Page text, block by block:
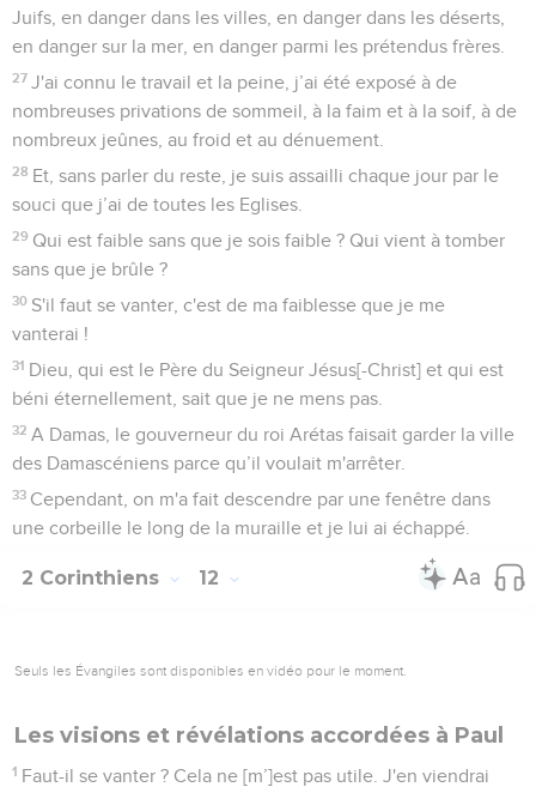
Juifs, en danger dans les villes, en danger dans les déserts,
en danger sur la mer, en danger parmi les prétendus frères.
27 J'ai connu le travail et la peine, j’ai été exposé à de
nombreuses privations de sommeil, à la faim et à la soif, à de
nombreux jeûnes, au froid et au dénuement.
28 Et, sans parler du reste, je suis assailli chaque jour par le
souci que j’ai de toutes les Eglises.
29 Qui est faible sans que je sois faible ? Qui vient à tomber
sans que je brûle ?
30 S'il faut se vanter, c'est de ma faiblesse que je me
vanterai !
31 Dieu, qui est le Père du Seigneur Jésus[-Christ] et qui est
béni éternellement, sait que je ne mens pas.
32 A Damas, le gouverneur du roi Arétas faisait garder la ville
des Damascéniens parce qu’il voulait m'arrêter.
33 Cependant, on m'a fait descendre par une fenêtre dans
une corbeille le long de la muraille et je lui ai échappé.
2 Corinthiens 12
Seuls les Évangiles sont disponibles en vidéo pour le moment.
Les visions et révélations accordées à Paul
1 Faut-il se vanter ? Cela ne [m’]est pas utile. J'en viendrai